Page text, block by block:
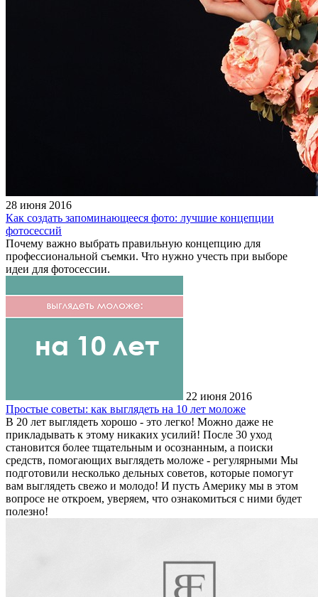
28 июня 2016
Как создать запоминающееся фото: лучшие концепции
фотосессий
Почему важно выбрать правильную концепцию для
профессиональной съемки. Что нужно учесть при выборе
идеи для фотосессии.
22 июня 2016
Простые советы: как выглядеть на 10 лет моложе
В 20 лет выглядеть хорошо - это легко! Можно даже не
прикладывать к этому никаких усилий! После 30 уход
становится более тщательным и осознанным, а поиски
средств, помогающих выглядеть моложе - регулярными Мы
подготовили несколько дельных советов, которые помогут
вам выглядеть свежо и молодо! И пусть Америку мы в этом
вопросе не откроем, уверяем, что ознакомиться с ними будет
полезно!